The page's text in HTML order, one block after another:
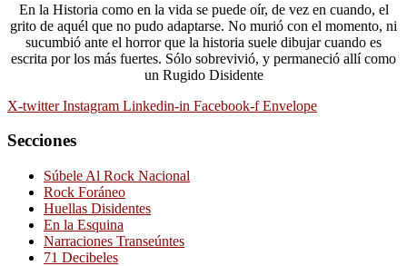
En la Historia como en la vida se puede oír, de vez en cuando, el
grito de aquél que no pudo adaptarse. No murió con el momento, ni
sucumbió ante el horror que la historia suele dibujar cuando es
escrita por los más fuertes. Sólo sobrevivió, y permaneció allí como
un Rugido Disidente
X-twitter Instagram Linkedin-in Facebook-f Envelope
Secciones
Súbele Al Rock Nacional
Rock Foráneo
Huellas Disidentes
En la Esquina
Narraciones Transeúntes
71 Decibeles